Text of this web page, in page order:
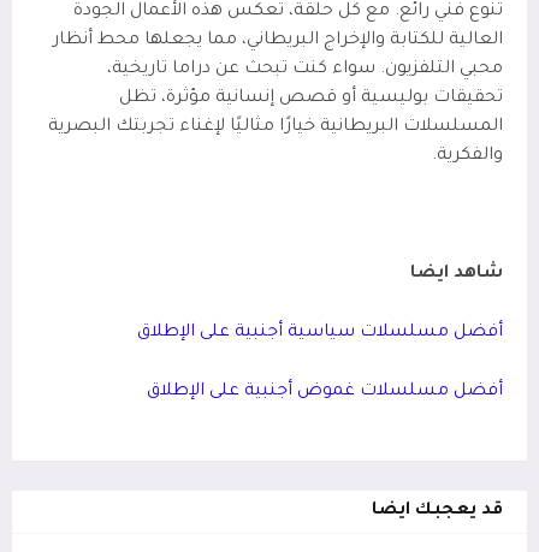
تنوع فني رائع. مع كل حلقة، تعكس هذه الأعمال الجودة
العالية للكتابة والإخراج البريطاني، مما يجعلها محط أنظار
محبي التلفزيون. سواء كنت تبحث عن دراما تاريخية،
تحقيقات بوليسية أو قصص إنسانية مؤثرة، تظل
المسلسلات البريطانية خيارًا مثاليًا لإغناء تجربتك البصرية
والفكرية.
شاهد ايضا
أفضل مسلسلات سياسية أجنبية على الإطلاق
أفضل مسلسلات غموض أجنبية على الإطلاق
قد يعجبك ايضا